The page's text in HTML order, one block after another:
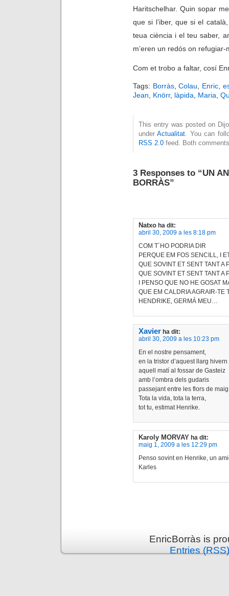
Haritschelhar. Quin sopar
que si l’iber, que si el
teua ciència i el teu saber,
m’eren un redós on
Com et trobo a faltar, cosí
Tags: Borràs,Colau Enric
Jean
Knörr, làpida Maria
This entry was posted on
underActualitat . You can
RSS 2.0 feed. Both
3 Responses to “UN
BORRÀS”
Natxo ha dit:
abril 30, 2009 a les 8:18 pm
COM T´HO PODRIA DIR
PERQUE EM FOS SENCILL, I
QUE SOVINT ET SENT TANT A
QUE SOVINT ET SENT TANT A
I PENSO QUE NO HE GOSAT
QUE EM CALDRIA AGRAIR-TE
HENDRIKE, GERMÁ MEU…
Xavier ha dit:
abril 30, 2009 a les 10:23 pm
En el nostre pensament,
en la tristor d’aquest llarg
aquell matí al fossar de Gasteiz
amb l’ombra dels gudaris
passejant entre les flors de
Tota la vida, tota la terra,
tot tu, estimat Henrike.
Karoly MORVAY ha dit:
maig 1, 2009 a les 12:29 pm
Penso sovint en Henrike, un
Karles
EnricBorràs is
Entries (RSS)